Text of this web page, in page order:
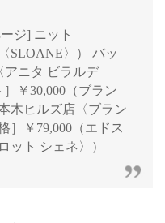
ジ] ニット
SLOANE〉） バッ
アニタ ビラルデ
￥30,000（ブラン
木ヒルズ店〈ブラン
］￥79,000（エドス
ット シェネ〉）